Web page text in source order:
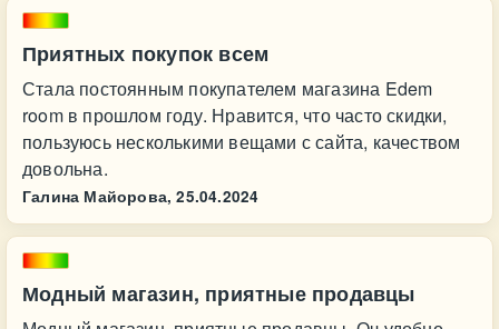
Приятных покупок всем
Стала постоянным покупателем магазина Edem
room в прошлом году. Нравится, что часто скидки,
пользуюсь несколькими вещами с сайта, качеством
довольна.
Галина Майорова, 25.04.2024
Модный магазин, приятные продавцы